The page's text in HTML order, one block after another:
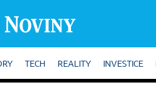
TECH REALITY INVESTICE